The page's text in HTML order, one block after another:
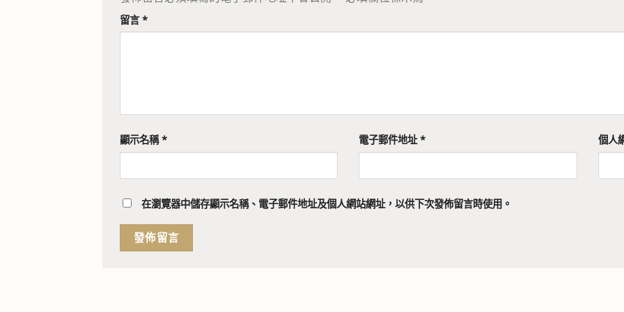
留言*
顯示名稱* 電子郵件地址* 個人
在瀏覽器中儲存顯示名稱、電子郵件地址及個人網站網址，以供下次發佈留言時使用。